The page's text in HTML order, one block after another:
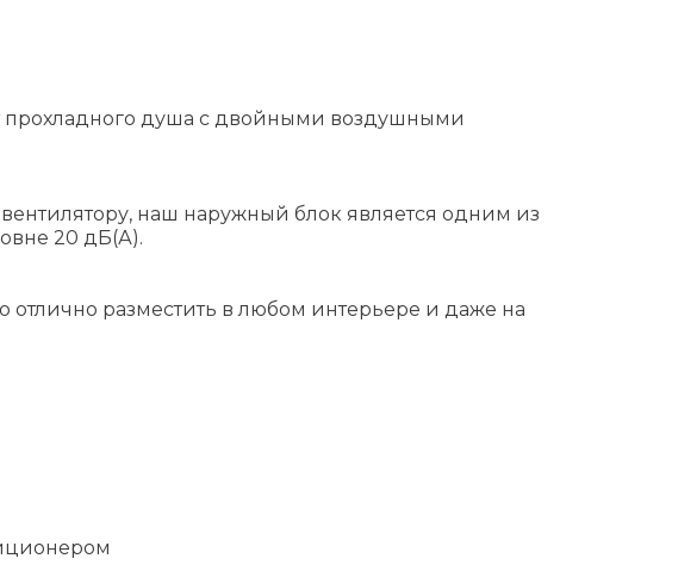
прохладного душа с двойными воздушными
наш наружный блок является одним из
20 дБ(А).
разместить в любом интерьере и даже на